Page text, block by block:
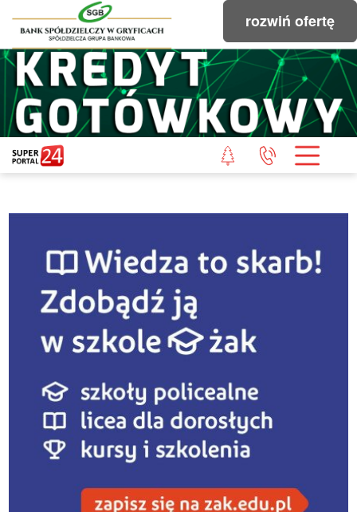
rozwiń ofertę
STRONA GŁÓWNA
POWIAT GRYFICKI
STUDIO SUPERPORTALU
KONTAKT
REDAKCJA
REGULAMIN